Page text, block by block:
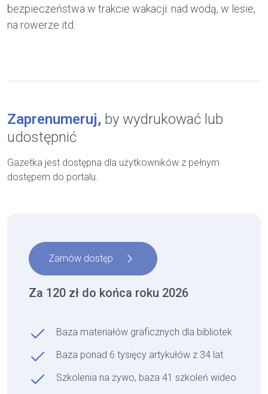
bezpieczeństwa w trakcie wakacji: nad wodą, w lesie,
na rowerze itd.
Zaprenumeruj, by wydrukować lub
udostępnić
Gazetka jest dostępna dla użytkowników z pełnym
dostępem do portalu.
Zamów dostęp
Za 120 zł do końca roku 2026
Baza materiałów graficznych dla bibliotek
Baza ponad 6 tysięcy artykułów z 34 lat
Szkolenia na żywo, baza 41 szkoleń wideo